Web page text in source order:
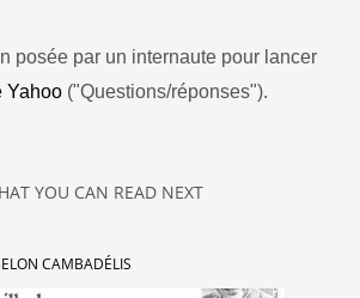
posée par un internaute pour lancer
Yahoo ("Questions/réponses").
YOU CAN READ NEXT
CAMBADÉLIS